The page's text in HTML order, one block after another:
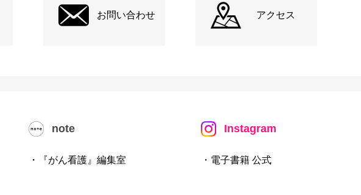
お問い合わせ アクセス
note
・『がん看護』編集室
Instagram
・電子書籍 公式